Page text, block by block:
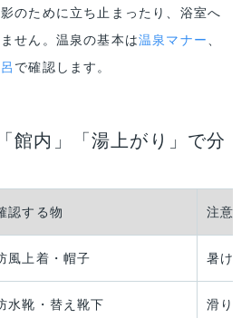
のために立ち止まったり、浴室へ
せん。温泉の基本は温泉マナー
で確認します。
館内」「湯上がり」で分
認する物 注意
風上着・帽子 暑け
水靴・替え靴下 滑り